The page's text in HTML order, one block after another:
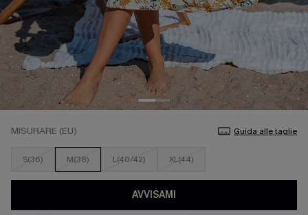
MISURARE (EU) Guida alle taglie
S(36) M(38) L(40/42) XL(44)
AVVISAMI